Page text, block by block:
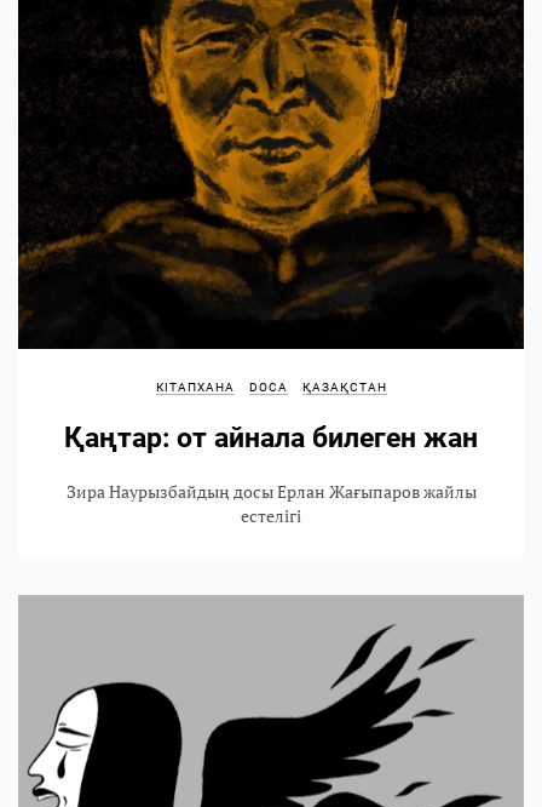
КІТАПХАНА DOCA ҚАЗАҚСТАН
Қаңтар: от айнала билеген жан
Зира Наурызбайдың досы Ерлан Жағыпаров жайлы
естелігі